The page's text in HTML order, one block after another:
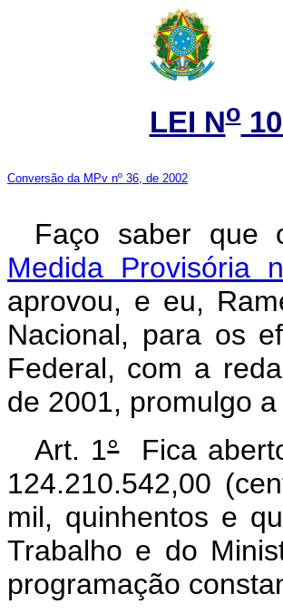
LEI No
Conversão da MPv nº 36, de 2002
Faço saber que
Medida Provisória
aprovou, e eu,
Nacional, para os
Federal, com a
de 2001, promulgo
Art. 1°Fica
124.210.542,00
mil, quinhentos e
Trabalho e do
programação